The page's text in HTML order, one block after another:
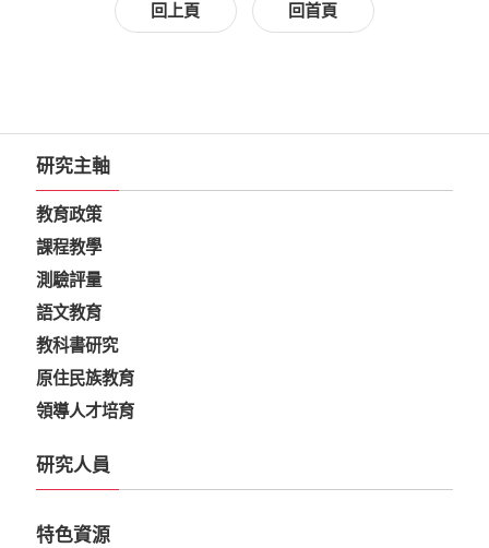
回上頁 回首頁
研究主軸
教育政策
課程教學
測驗評量
語文教育
教科書研究
原住民族教育
領導人才培育
研究人員
特色資源